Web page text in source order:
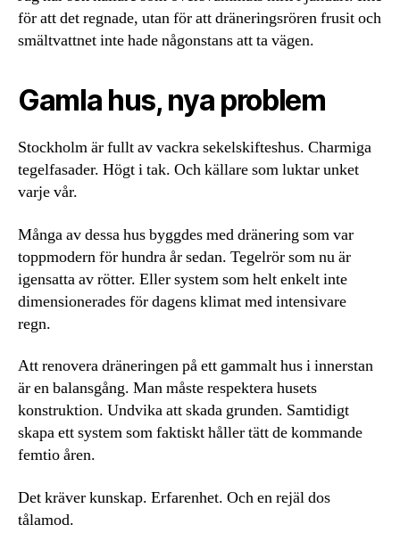
för att det regnade, utan för att dräneringsrören frusit och
smältvattnet inte hade någonstans att ta vägen.
Gamla hus, nya problem
Stockholm är fullt av vackra sekelskifteshus. Charmiga
tegelfasader. Högt i tak. Och källare som luktar unket
varje vår.
Många av dessa hus byggdes med dränering som var
toppmodern för hundra år sedan. Tegelrör som nu är
igensatta av rötter. Eller system som helt enkelt inte
dimensionerades för dagens klimat med intensivare
regn.
Att renovera dräneringen på ett gammalt hus i innerstan
är en balansgång. Man måste respektera husets
konstruktion. Undvika att skada grunden. Samtidigt
skapa ett system som faktiskt håller tätt de kommande
femtio åren.
Det kräver kunskap. Erfarenhet. Och en rejäl dos
tålamod.